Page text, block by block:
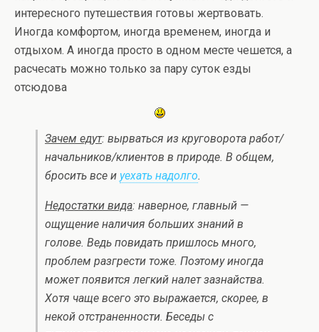
интересного путешествия готовы жертвовать.
Иногда комфортом, иногда временем, иногда и
отдыхом. А иногда просто в одном месте чешется, а
расчесать можно только за пару суток езды
отсюдова
Зачем едут: вырваться из круговорота работ/
начальников/клиентов в природе. В общем,
бросить все и уехать надолго.
Недостатки вида: наверное, главный —
ощущение наличия больших знаний в
голове. Ведь повидать пришлось много,
проблем разгрести тоже. Поэтому иногда
может появится легкий налет зазнайства.
Хотя чаще всего это выражается, скорее, в
некой отстраненности. Беседы с